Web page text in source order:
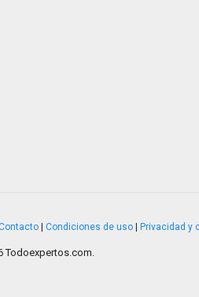
Condiciones de uso Privacidad y
Todoexpertos.com.